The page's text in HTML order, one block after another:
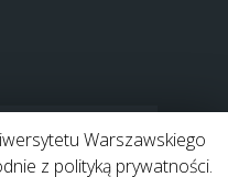
Warszawskiego
z polityką prywatności.